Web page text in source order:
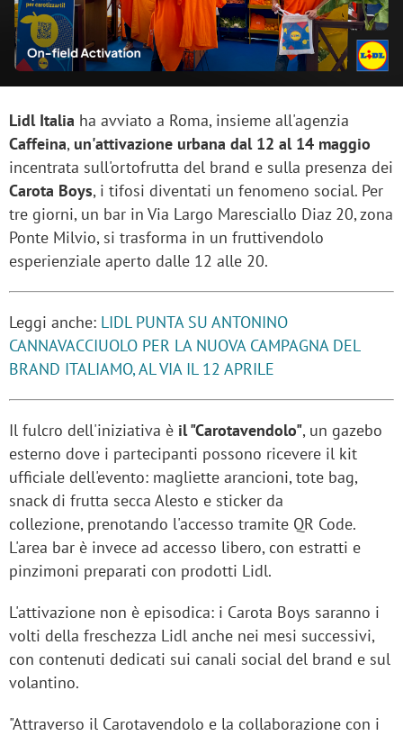
Lidl Italia ha avviato a Roma, insieme all'agenzia
Caffeina, un'attivazione urbana dal 12 al 14 maggio
incentrata sull'ortofrutta del brand e sulla presenza dei
Carota Boys, i tifosi diventati un fenomeno social. Per
tre giorni, un bar in Via Largo Maresciallo Diaz 20, zona
Ponte Milvio, si trasforma in un fruttivendolo
esperienziale aperto dalle 12 alle 20.
Leggi anche: LIDL PUNTA SU ANTONINO
CANNAVACCIUOLO PER LA NUOVA CAMPAGNA DEL
BRAND ITALIAMO, AL VIA IL 12 APRILE
Il fulcro dell'iniziativa è il "Carotavendolo", un gazebo
esterno dove i partecipanti possono ricevere il kit
ufficiale dell'evento: magliette arancioni, tote bag,
snack di frutta secca Alesto e sticker da
collezione, prenotando l'accesso tramite QR Code.
L'area bar è invece ad accesso libero, con estratti e
pinzimoni preparati con prodotti Lidl.
L'attivazione non è episodica: i Carota Boys saranno i
volti della freschezza Lidl anche nei mesi successivi,
con contenuti dedicati sui canali social del brand e sul
volantino.
"Attraverso il Carotavendolo e la collaborazione con i